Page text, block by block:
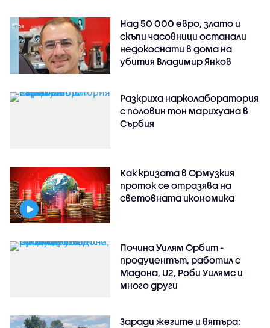
Над 50 000 евро, злато и
скъпи часовници останали
недокоснати в дома на
убития Владимир Янков
Разкриха нарколаборатория
с половин тон марихуана в
Сърбия
Как кризата в Ормузкия
проток се отразява на
световната икономика
Почина Уилям Орбит -
продуцентът, работил с
Мадона, U2, Роби Уилямс и
много други
Заради жегите и вятъра: